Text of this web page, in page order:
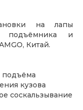
на лапы
подъёмника и
Китай.
подъёма
кузова
соскальзывание